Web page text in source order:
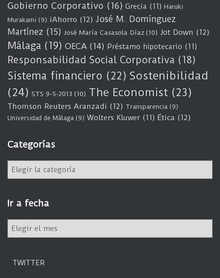
Gobierno Corporativo (16) Grecia (11) Haruki
Murakami (9) iAhorro (12) José M. Domínguez
Martínez (15) José María Casasola Díaz (10) Jot Down (12)
Málaga (19) OECA (14) Préstamo hipotecario (11)
Responsabilidad Social Corporativa (18)
Sistema financiero (22) Sostenibilidad
(24) STS 9-5-2013 (10) The Economist (23)
Thomson Reuters Aranzadi (12) Transparencia (9)
Universidad de Málaga (9) Wolters Kluwer (11) Ética (12)
Categorías
e
g
o
í
Ir a fecha
TWITTER